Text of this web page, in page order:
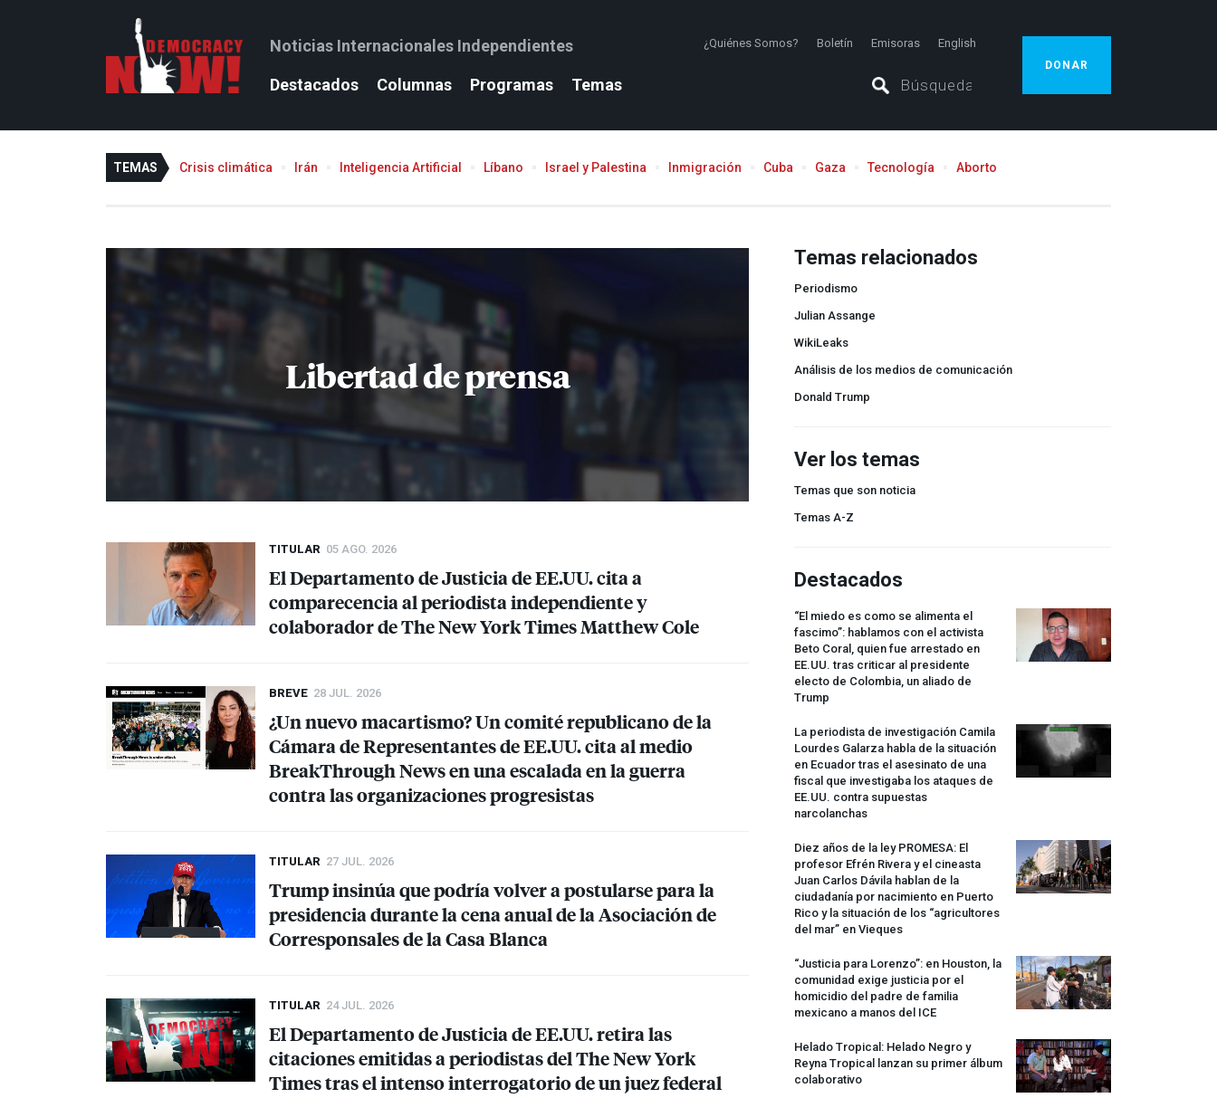
Noticias Internacionales Independientes ¿Quiénes Somos? Boletín Emisoras English
Destacados Columnas Programas Temas
DONAR
TEMAS Crisis climática Irán Inteligencia Artificial Líbano Israel y Palestina Inmigración Cuba Gaza Tecnología Aborto
Libertad de prensa
TITULAR 05 AGO. 2026
El Departamento de Justicia de EE.UU. cita a
comparecencia al periodista independiente y
colaborador de The New York Times Matthew Cole
BREVE 28 JUL. 2026
¿Un nuevo macartismo? Un comité republicano de la
Cámara de Representantes de EE.UU. cita al medio
BreakThrough News en una escalada en la guerra
contra las organizaciones progresistas
TITULAR 27 JUL. 2026
Trump insinúa que podría volver a postularse para la
presidencia durante la cena anual de la Asociación de
Corresponsales de la Casa Blanca
TITULAR 24 JUL. 2026
El Departamento de Justicia de EE.UU. retira las
citaciones emitidas a periodistas del The New York
Times tras el intenso interrogatorio de un juez federal
Temas relacionados
Periodismo
Julian Assange
WikiLeaks
Análisis de los medios de comunicación
Donald Trump
Ver los temas
Temas que son noticia
Temas A-Z
Destacados
“El miedo es como se alimenta el
fascimo”: hablamos con el activista
Beto Coral, quien fue arrestado en
EE.UU. tras criticar al presidente
electo de Colombia, un aliado de
Trump
La periodista de investigación Camila
Lourdes Galarza habla de la situación
en Ecuador tras el asesinato de una
fiscal que investigaba los ataques de
EE.UU. contra supuestas
narcolanchas
Diez años de la ley PROMESA: El
profesor Efrén Rivera y el cineasta
Juan Carlos Dávila hablan de la
ciudadanía por nacimiento en Puerto
Rico y la situación de los “agricultores
del mar” en Vieques
“Justicia para Lorenzo”: en Houston, la
comunidad exige justicia por el
homicidio del padre de familia
mexicano a manos del ICE
Helado Tropical: Helado Negro y
Reyna Tropical lanzan su primer álbum
colaborativo